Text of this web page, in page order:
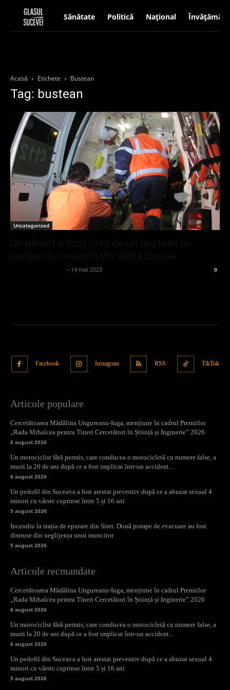
Sănătate Politică Național Învățământ
Acasă Etichete Bustean
Tag: bustean
Uncategorized
- 14 mai 2023 0
Facebook Instagram RSS TikTok
Articole populare
Cercetătoarea Mădălina Ungureanu-Iuga, mențiune în cadrul Premiilor
„Rada Mihalcea pentru Tineri Cercetători în Știință și Inginerie” 2026
6 august 2026
Un motociclist fără permis, care conducea o motocicletă cu numere false, a
murit la 20 de ani după ce a fost implicat într-un accident...
6 august 2026
Un pedofil din Suceava a fost arestat preventiv după ce a abuzat sexual 4
minori cu vârste cuprinse între 5 și 16 ani
5 august 2026
Incendiu la stația de epurare din Siret. Două pompe de evacuare au fost
distruse din neglijența unui muncitor
5 august 2026
Articole recmandate
Cercetătoarea Mădălina Ungureanu-Iuga, mențiune în cadrul Premiilor
„Rada Mihalcea pentru Tineri Cercetători în Știință și Inginerie” 2026
6 august 2026
Un motociclist fără permis, care conducea o motocicletă cu numere false, a
murit la 20 de ani după ce a fost implicat într-un accident...
6 august 2026
Un pedofil din Suceava a fost arestat preventiv după ce a abuzat sexual 4
minori cu vârste cuprinse între 5 și 16 ani
5 august 2026